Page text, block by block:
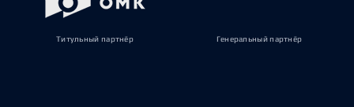
Титульный партнёр Генеральный партнёр